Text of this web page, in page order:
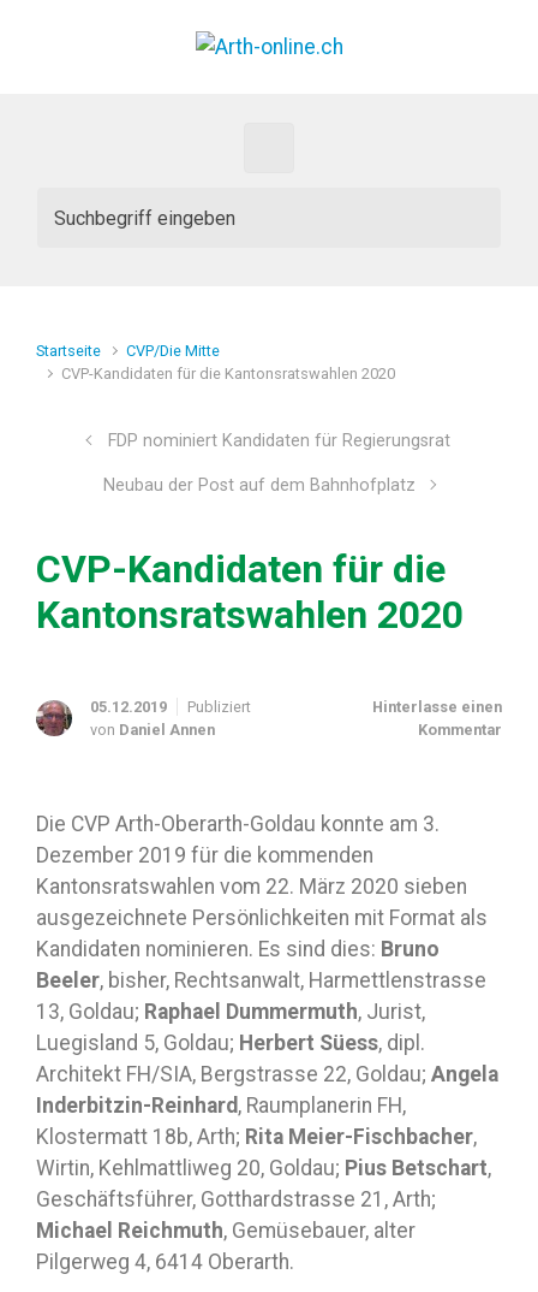
Startseite
CVP/Die Mitte
CVP-Kandidaten für die Kantonsratswahlen 2020
FDP nominiert Kandidaten für Regierungsrat
Neubau der Post auf dem Bahnhofplatz
CVP-Kandidaten für die
Kantonsratswahlen 2020
05.12.2019
Publiziert
von Daniel Annen
Hinterlasse einen
Kommentar
Die CVP Arth-Oberarth-Goldau konnte am 3.
Dezember 2019 für die kommenden
Kantonsratswahlen vom 22. März 2020 sieben
ausgezeichnete Persönlichkeiten mit Format als
Kandidaten nominieren. Es sind dies: Bruno
Beeler, bisher, Rechtsanwalt, Harmettlenstrasse
13, Goldau; Raphael Dummermuth, Jurist,
Luegisland 5, Goldau; Herbert Süess, dipl.
Architekt FH/SIA, Bergstrasse 22, Goldau; Angela
Inderbitzin-Reinhard, Raumplanerin FH,
Klostermatt 18b, Arth; Rita Meier-Fischbacher,
Wirtin, Kehlmattliweg 20, Goldau; Pius Betschart,
Geschäftsführer, Gotthardstrasse 21, Arth;
Michael Reichmuth, Gemüsebauer, alter
Pilgerweg 4, 6414 Oberarth.